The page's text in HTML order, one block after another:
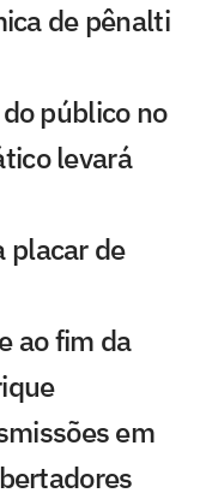
de pênalti
público no
levará
placar de
ao fim da
em